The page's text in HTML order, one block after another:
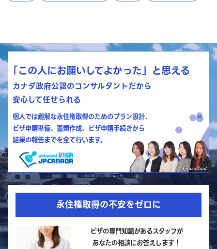
「この人にお願いしてよかった」と思える
カナダ政府公認のコンサルタントだから
安心して任せられる
個人では難解な永住権取得のためのプラン設計、
ビザ申請準備、書類作成、ビザ申請手続きから
結果の報告までを全て行います。
永住権取得の不安をゼロに
ビザの専門知識があるスタッフが
あなたの相談にお答えします！